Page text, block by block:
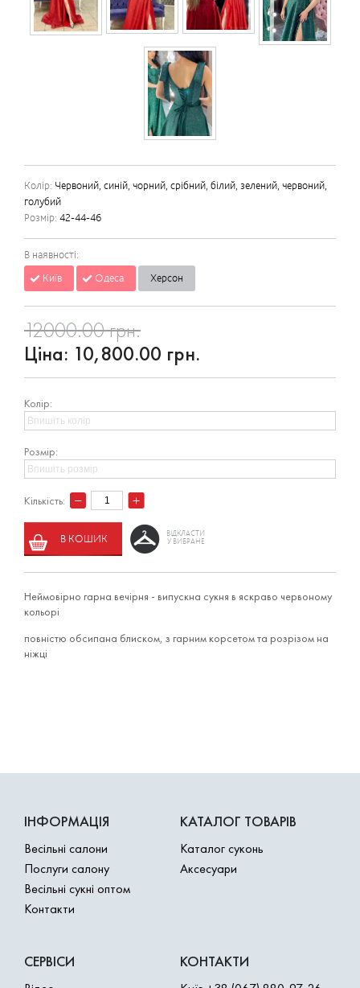
Колір: Червоний, синій, чорний, срібний, білий, зелений, червоний,
голубий
Розмір: 42-44-46
В наявності:
Київ
Одеса Херсон
12000.00 грн.
Ціна: 10,800.00 грн.
Колір:
Розмір:
Кількість:
В КОШИК ВІДКЛАСТИ
У ВИБРАНЕ
Неймовірно гарна вечірня - випускна сукня в яскраво червоному
кольорі
повністю обсипана блиском, з гарним корсетом та розрізом на
ніжці
ІНФОРМАЦІЯ
Весільні салони
Послуги салону
Весільні сукні оптом
Контакти
КАТАЛОГ ТОВАРІВ
Каталог суконь
Аксесуари
СЕРВІСИ КОНТАКТИ